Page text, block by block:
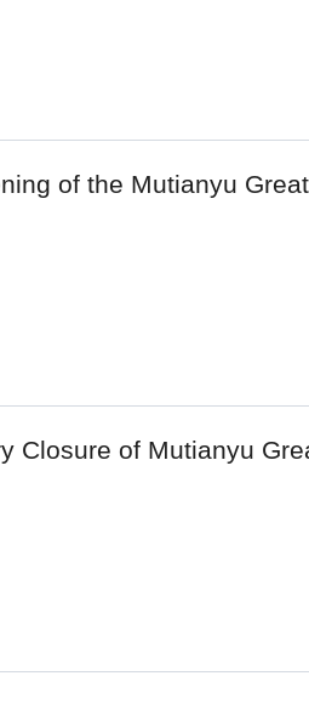
of the Mutianyu
Closure of Mutianyu